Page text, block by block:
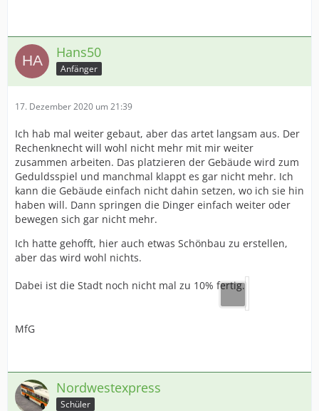
Hans50
Anfänger
17. Dezember 2020 um 21:39
Ich hab mal weiter gebaut, aber das artet langsam aus. Der
Rechenknecht will wohl nicht mehr mit mir weiter
zusammen arbeiten. Das platzieren der Gebäude wird zum
Geduldsspiel und manchmal klappt es gar nicht mehr. Ich
kann die Gebäude einfach nicht dahin setzen, wo ich sie hin
haben will. Dann springen die Dinger einfach weiter oder
bewegen sich gar nicht mehr.
Ich hatte gehofft, hier auch etwas Schönbau zu erstellen,
aber das wird wohl nichts.
Dabei ist die Stadt noch nicht mal zu 10% fertig.
MfG
Nordwestexpress
Schüler